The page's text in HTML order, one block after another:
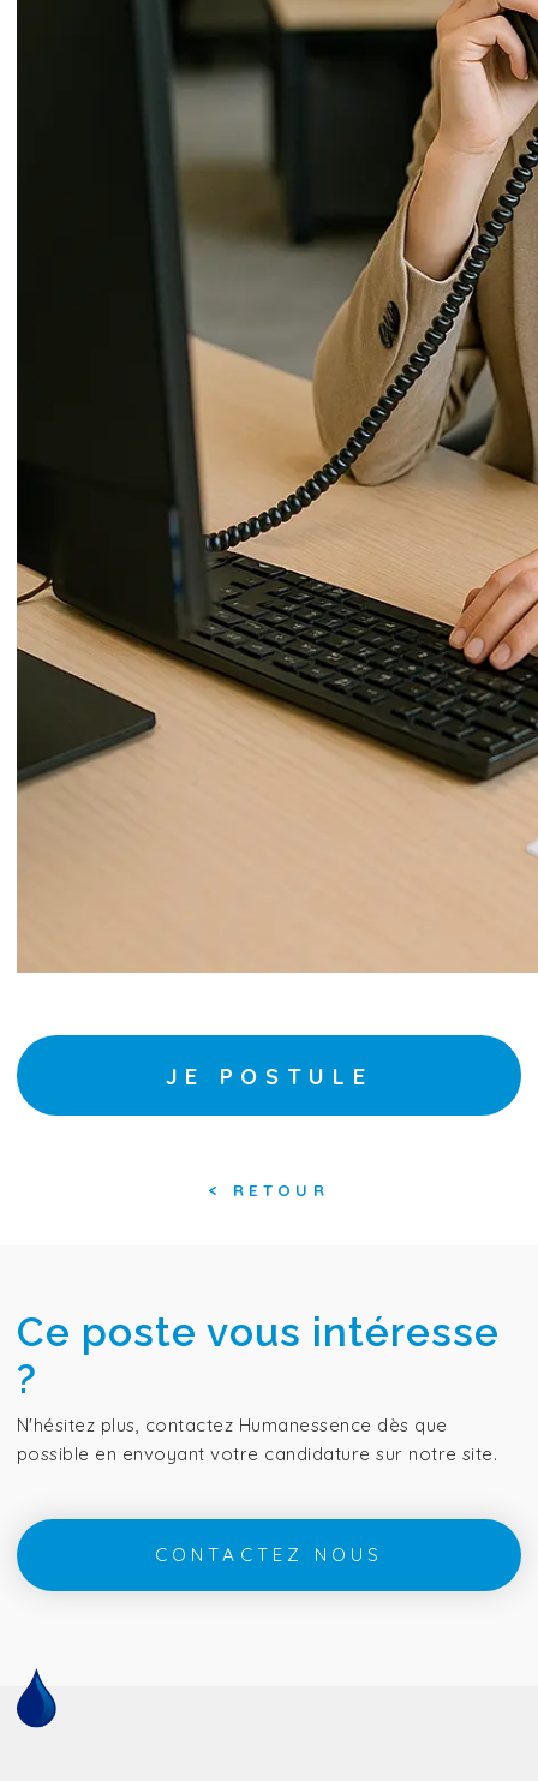
JE POSTULE
< RETOUR
Ce poste vous intéresse
?
N'hésitez plus, contactez Humanessence dès que
possible en envoyant votre candidature sur notre site.
CONTACTEZ NOUS